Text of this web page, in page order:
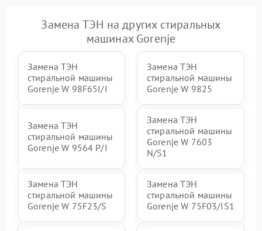
Замена ТЭН на других стиральных
машинах Gorenje
Замена ТЭН
стиральной машины
Gorenje W 98F65I/I
Замена ТЭН
стиральной машины
Gorenje W 9825
Замена ТЭН
стиральной машины
Gorenje W 9564 P/I
Замена ТЭН
стиральной машины
Gorenje W 7603
N/S1
Замена ТЭН
стиральной машины
Gorenje W 75F23/S
Замена ТЭН
стиральной машины
Gorenje W 75F03/IS1